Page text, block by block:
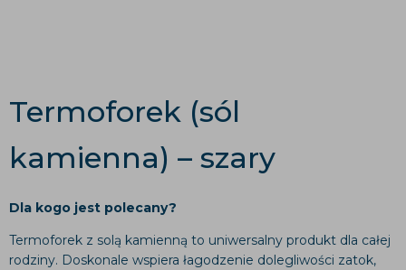
Termoforek (sól
kamienna) – szary
Dla kogo jest polecany?
Termoforek z solą kamienną to uniwersalny produkt dla całej
rodziny. Doskonale wspiera łagodzenie dolegliwości zatok,